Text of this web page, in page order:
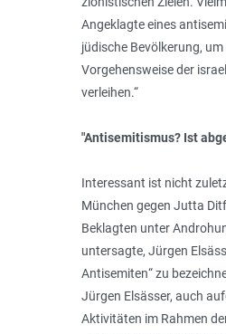
Angeklagte eines
jüdische Bevölkerung,
Vorgehensweise der
verleihen.“
"Antisemitismus? Ist
Interessant ist nicht
München gegen Jutta
Beklagten unter
untersagte, Jürgen
Antisemiten“ zu
Jürgen Elsässer, auch
Aktivitäten im Rahmen